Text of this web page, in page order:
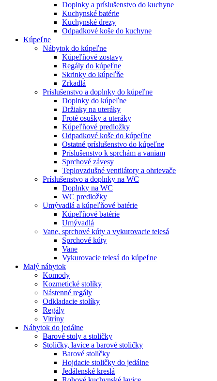
Doplnky a príslušenstvo do kuchyne
Kuchynské batérie
Kuchynské drezy
Odpadkové koše do kuchyne
Kúpeľne
Nábytok do kúpeľne
Kúpeľňové zostavy
Regály do kúpeľne
Skrinky do kúpeľňe
Zrkadlá
Príslušenstvo a doplnky do kúpeľne
Doplnky do kúpeľne
Držiaky na uteráky
Froté osušky a uteráky
Kúpeľňové predložky
Odpadkové koše do kúpeľne
Ostatné príslušenstvo do kúpeľne
Príslušenstvo k sprchám a vaniam
Sprchové závesy
Teplovzdušné ventilátory a ohrievače
Príslušenstvo a doplnky na WC
Doplnky na WC
WC predložky
Umývadlá a kúpeľňové batérie
Kúpeľňové batérie
Umývadlá
Vane, sprchové kúty a vykurovacie telesá
Sprchové kúty
Vane
Vykurovacie telesá do kúpeľne
Malý nábytok
Komody
Kozmetické stolíky
Nástenné regály
Odkladacie stolíky
Regály
Vitríny
Nábytok do jedálne
Barové stoly a stoličky
Stoličky, lavice a barové stoličky
Barové stoličky
Hojdacie stoličky do jedálne
Jedálenské kreslá